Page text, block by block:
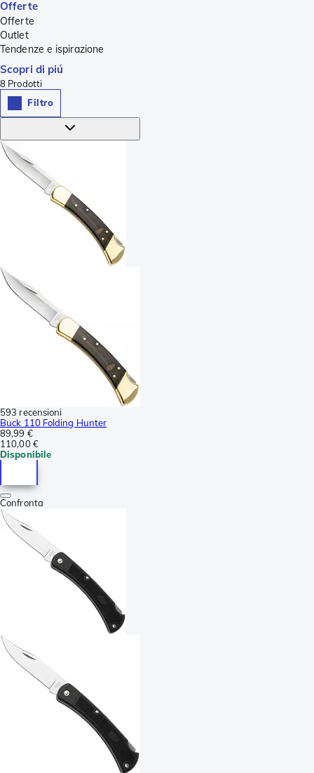
Offerte
Offerte
Outlet
Tendenze e ispirazione
Scopri di piú
8 Prodotti
Filtro
593 recensioni
Buck 110 Folding Hunter
89,99 €
110,00 €
Disponibile
Confronta